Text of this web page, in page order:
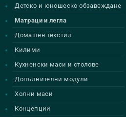
Детско и юношеско обзавеждане
Матраци и легла
Домашен текстил
Килими
Кухненски маси и столове
Допълнителни модули
Холни маси
Концепции